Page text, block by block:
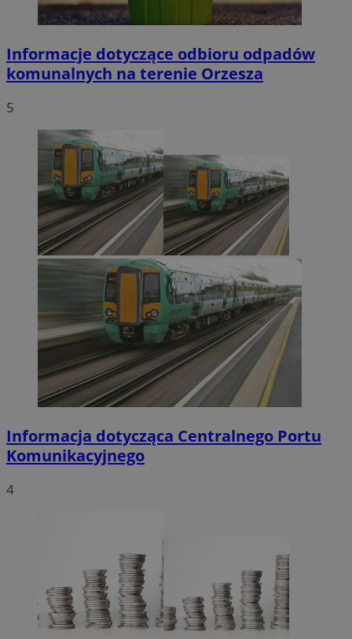
Informacje dotyczące odbioru odpadów
komunalnych na terenie Orzesza
5
Informacja dotycząca Centralnego Portu
Komunikacyjnego
4